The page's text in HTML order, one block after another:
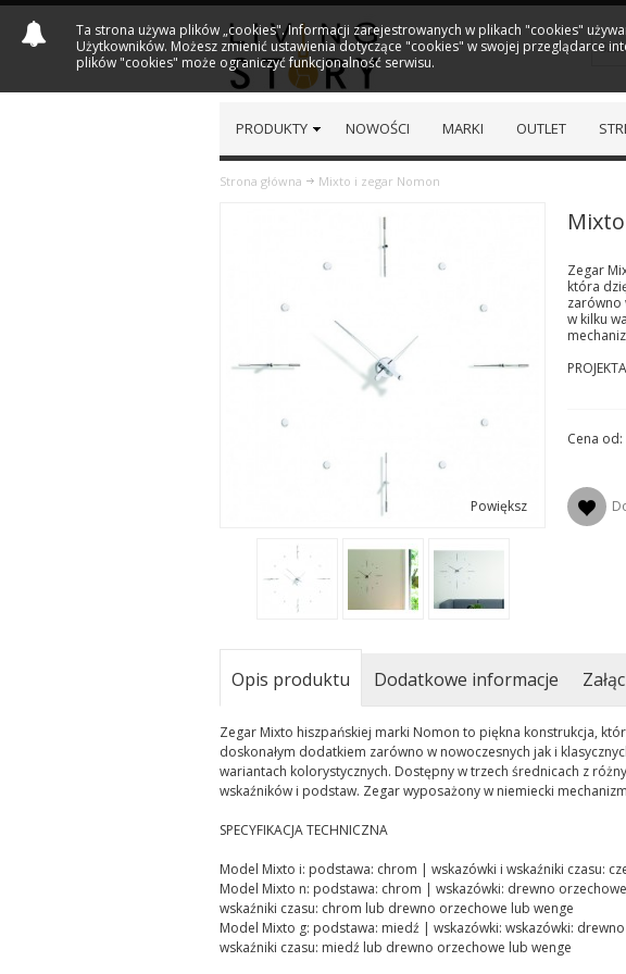
PRODUKTY NOWOŚCI MARKI OUTLET
Strona główna Mixto i zegar Nomon
Powiększ
Zegar
która
zarówno
w kilku
Cena od:
Opis produktu Dodatkowe informacje
Zegar Mixto hiszpańskiej marki Nomon to piękna konstrukcja,
doskonałym dodatkiem zarówno w nowoczesnych jak i
wariantach kolorystycznych. Dostępny w trzech średnicach z
wskaźników i podstaw. Zegar wyposażony w niemiecki
SPECYFIKACJA TECHNICZNA
Model Mixto i: podstawa: chrom | wskazówki i wskaźniki czasu:
Model Mixto n: podstawa: chrom | wskazówki: drewno
wskaźniki czasu: chrom lub drewno orzechowe lub wenge
Model Mixto g: podstawa: miedź | wskazówki: wskazówki:
wskaźniki czasu: miedź lub drewno orzechowe lub wenge
Ta strona używa plików „cookies". Informacji zarejestrowanych w plikach "cookies"
Użytkowników. Możesz zmienić ustawienia dotyczące "cookies" w swojej przeglądarce
plików "cookies" może ograniczyć funkcjonalność serwisu.